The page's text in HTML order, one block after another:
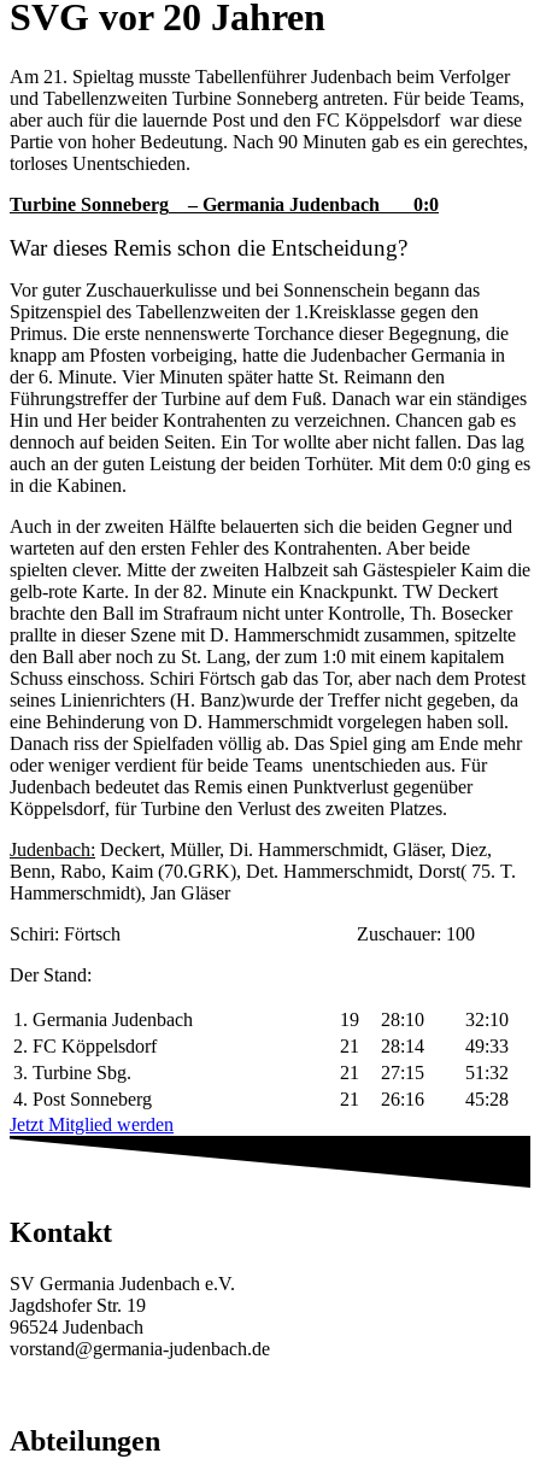
SVG vor 20 Jahren
Am 21. Spieltag musste Tabellenführer Judenbach beim Verfolger
und Tabellenzweiten Turbine Sonneberg antreten. Für beide Teams,
aber auch für die lauernde Post und den FC Köppelsdorf war diese
Partie von hoher Bedeutung. Nach 90 Minuten gab es ein gerechtes,
torloses Unentschieden.
Turbine Sonneberg
– Germania Judenbach 0:0
War dieses Remis schon die Entscheidung?
Vor guter Zuschauerkulisse und bei Sonnenschein begann das
Spitzenspiel des Tabellenzweiten der 1.Kreisklasse gegen den
Primus. Die erste nennenswerte Torchance dieser Begegnung, die
knapp am Pfosten vorbeiging, hatte die Judenbacher Germania in
der 6. Minute. Vier Minuten später hatte St. Reimann den
Führungstreffer der Turbine auf dem Fuß. Danach war ein ständiges
Hin und Her beider Kontrahenten zu verzeichnen. Chancen gab es
dennoch auf beiden Seiten. Ein Tor wollte aber nicht fallen. Das lag
auch an der guten Leistung der beiden Torhüter. Mit dem 0:0 ging es
in die Kabinen.
Auch in der zweiten Hälfte belauerten sich die beiden Gegner und
warteten auf den ersten Fehler des Kontrahenten. Aber beide
spielten clever. Mitte der zweiten Halbzeit sah Gästespieler Kaim die
gelb-rote Karte. In der 82. Minute ein Knackpunkt. TW Deckert
brachte den Ball im Strafraum nicht unter Kontrolle, Th. Bosecker
prallte in dieser Szene mit D. Hammerschmidt zusammen, spitzelte
den Ball aber noch zu St. Lang, der zum 1:0 mit einem kapitalem
Schuss einschoss. Schiri Förtsch gab das Tor, aber nach dem Protest
seines Linienrichters (H. Banz)wurde der Treffer nicht gegeben, da
eine Behinderung von D. Hammerschmidt vorgelegen haben soll.
Danach riss der Spielfaden völlig ab. Das Spiel ging am Ende mehr
oder weniger verdient für beide Teams unentschieden aus. Für
Judenbach bedeutet das Remis einen Punktverlust gegenüber
Köppelsdorf, für Turbine den Verlust des zweiten Platzes.
Judenbach: Deckert, Müller, Di. Hammerschmidt, Gläser, Diez,
Benn, Rabo, Kaim (70.GRK), Det. Hammerschmidt, Dorst( 75. T.
Hammerschmidt), Jan Gläser
Schiri: Förtsch
Zuschauer: 100
Der Stand:
1. Germania Judenbach 19 28:10
32:10
2. FC Köppelsdorf
21 28:14
49:33
3. Turbine Sbg.
21 27:15
51:32
4. Post Sonneberg
21 26:16
45:28
Jetzt Mitglied werden
Kontakt
SV Germania Judenbach e.V.
Jagdshofer Str. 19
96524 Judenbach
vorstand@germania-judenbach.de
Abteilungen